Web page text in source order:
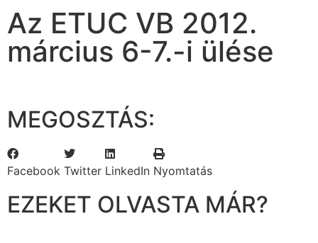
Az ETUC VB 2012.
március 6-7.-i ülése
MEGOSZTÁS:
Facebook Twitter LinkedIn Nyomtatás
EZEKET OLVASTA MÁR?